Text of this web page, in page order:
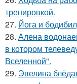
тренировкой.
27. Йога и
28. Алена
в котором
Вселенной".
29. Эвелина